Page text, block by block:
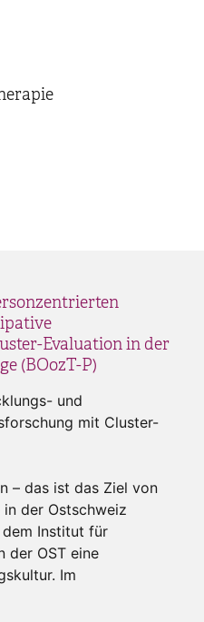
Evaluation in der
(BOozT-P)
und
mit Cluster-
– das ist das Ziel von
in der Ostschweiz
Institut für
der OST eine
Im